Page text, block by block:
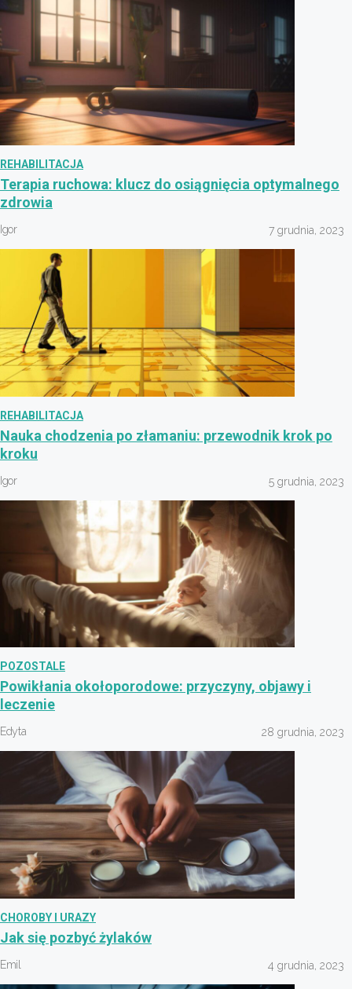
REHABILITACJA
Terapia ruchowa: klucz do osiągnięcia optymalnego
zdrowia
Igor 7 grudnia, 2023
REHABILITACJA
Nauka chodzenia po złamaniu: przewodnik krok po
kroku
Igor 5 grudnia, 2023
POZOSTALE
Powikłania okołoporodowe: przyczyny, objawy i
leczenie
Edyta 28 grudnia, 2023
CHOROBY I URAZY
Jak się pozbyć żylaków
Emil 4 grudnia, 2023